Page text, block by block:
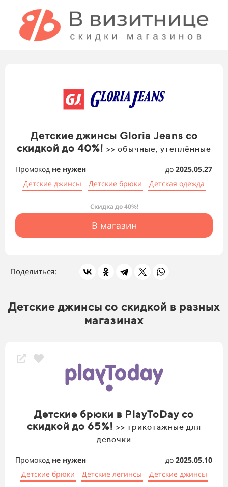
Детские джинсы Gloria Jeans со
скидкой до 40%! >> обычные, утеплённые
Промокод не нужен до 2025.05.27
Детские джинсы
Детские брюки Детская одежда
Скидка до 40%!
В магазин
Поделиться:
Детские джинсы со скидкой в разных
магазинах
Детские брюки в PlayToDay со
скидкой до 65%! >> трикотажные для
девочки
Промокод не нужен до 2025.05.10
Детские брюки
Детские легинсы Детские джинсы